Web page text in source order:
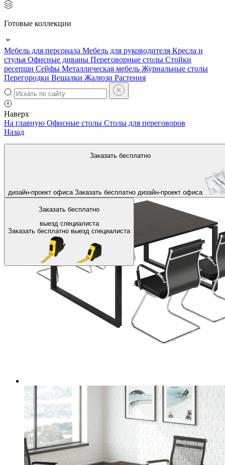
Готовые коллекции
Мебель для персонала Мебель для руководителя Кресла и
стулья Офисные диваны Переговорные столы Стойки
ресепшн Сейфы Металлическая мебель Журнальные столы
Перегородки Вешалки Жалюзи Растения
Наверх
Заказать бесплатно
дизайн-проект офиса Заказать бесплатно дизайн-проект офиса
Заказать бесплатно
выезд специалиста
Заказать бесплатно выезд специалиста
На главную Офисные столы Столы для переговоров
Назад